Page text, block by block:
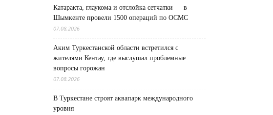
Катаракта, глаукома и отслойка сетчатки — в
Шымкенте провели 1500 операций по ОСМС
07.08.2026
Аким Туркестанской области встретился с
жителями Кентау, где выслушал проблемные
вопросы горожан
07.08.2026
В Туркестане строят аквапарк международного
уровня